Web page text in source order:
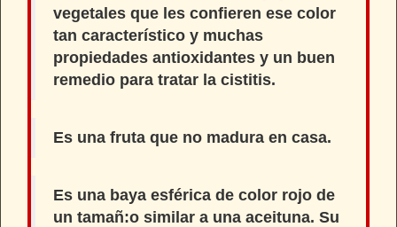
vegetales que les confieren ese color
tan característico y muchas
propiedades antioxidantes y un buen
remedio para tratar la cistitis.
Es una fruta que no madura en casa.
Es una baya esférica de color rojo de
un tamañ:o similar a una aceituna. Su